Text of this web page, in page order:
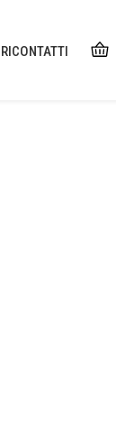
CONTATTI